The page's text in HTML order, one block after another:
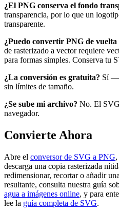
¿El PNG conserva el fondo
transparencia, por lo que un
transparente.
¿Puedo convertir PNG de vuelta
de rasterizado a vector requiere
para formas simples. Conserva tu
¿La conversión es gratuita? Sí —
sin límites de tamaño.
¿Se sube mi archivo? No. El
navegador.
Convierte Ahora
Abre el conversor de SVG a PNG
descarga una copia rasterizada
redimensionar, recortar o añadir
resultante, consulta nuestra guía
agua a imágenes online, y para
lee la guía completa de SVG.